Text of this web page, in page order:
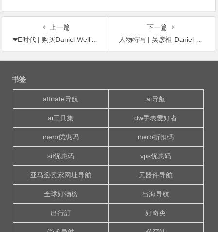
上一篇
❤E时代 | 购买Daniel Wellington（DW）手表多送$200优惠券 & CASIO运动腕表165/只
下一篇
人物特写 | 吴彦祖 Daniel Wu
文
书签
affiliate导航 ai导航
ai工具集 dw手表爱好者
iherb优惠码 iherb折扣碼
sif优惠码 vps优惠码
亚马逊卖家网址导航 元器件导航
全球好物榜 出海导航
出行訂 好奇尖